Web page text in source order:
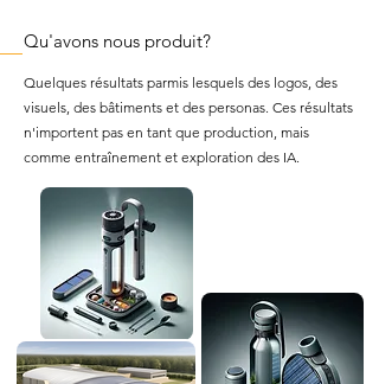
Qu'avons nous produit?
Quelques résultats parmis lesquels des logos, des
visuels, des bâtiments et des personas. Ces résultats
n'importent pas en tant que production, mais
comme entraînement et exploration des IA.